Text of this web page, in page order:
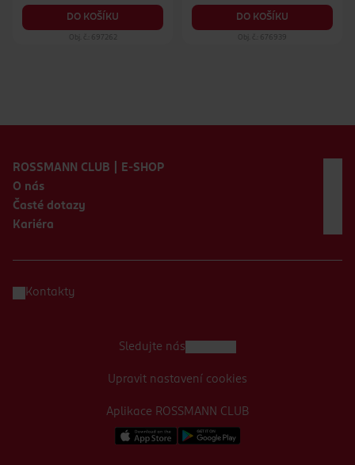
DO KOŠÍKU
Obj. č.: 697262
DO KOŠÍKU
Obj. č.: 676939
ROSSMANN CLUB | E-SHOP
O nás
Časté dotazy
Kariéra
Kontakty
Aplikace ROSSMANN CLUB
Sledujte nás
Upravit nastavení cookies